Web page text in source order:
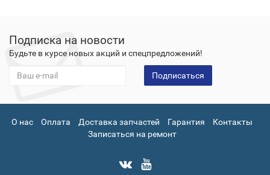
Подписка на новости
Будьте в курсе новых акций и спецпредложений!
Подписаться
О нас Оплата Доставка запчастей Гарантия
Контакты
Записаться на ремонт